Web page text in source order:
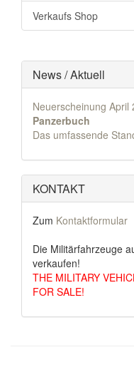
Verkaufs Shop
News / Aktuell
Neuerscheinung April
Panzerbuch
Das umfassende
KONTAKT
Zum Kontaktformular
Die Militärfahrzeuge
verkaufen!
THE MILITARY
FOR SALE!